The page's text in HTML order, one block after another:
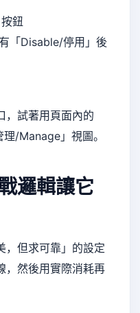
鈕
「Disable/停用」後
，試著用頁面內的
/Manage」視圖。
邏輯讓它
，但求可靠」的設定
，然後用實際消耗再